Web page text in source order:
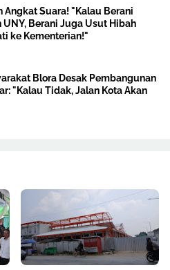
Angkat Suara! "Kalau Berani
UNY, Berani Juga Usut Hibah
ke Kementerian!"
Blora Desak Pembangunan
"Kalau Tidak, Jalan Kota Akan